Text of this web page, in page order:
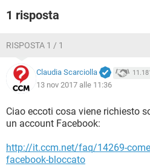
1 risposta
RISPOSTA 1 / 1
Claudia Scarciolla
13 nov 2017 alle 11:36
Ciao eccoti cosa viene richiesto
un account Facebook:
http://it.ccm.net/faq/14269-
facebook-bloccato